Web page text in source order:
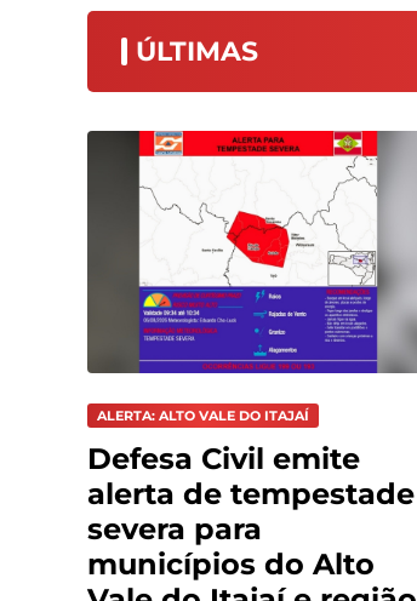
ÚLTIMAS
ALERTA: ALTO VALE DO ITAJAÍ
Defesa Civil emite
alerta de tempestade
severa para
municípios do Alto